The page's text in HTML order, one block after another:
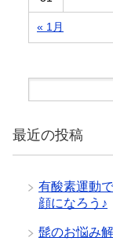
« 1月
最近の投稿
有酸素運動
顔になろう♪
髭のお悩み